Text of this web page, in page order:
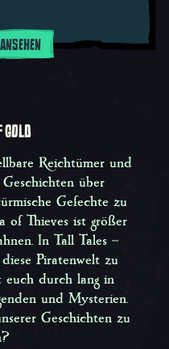
Reichtümer und
über
Gefechte zu
of Thieves ist größer
In Tall Tales –
Piratenwelt zu
durch lang in
und Mysterien.
Geschichten zu